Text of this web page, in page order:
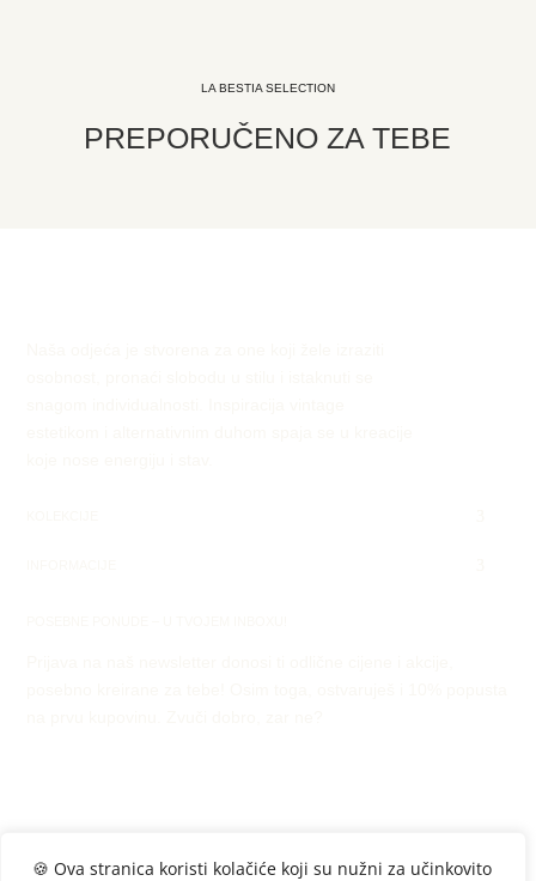
🍪 Ova stranica koristi kolačiće koji su nužni za učinkovito
LA BESTIA SELECTION
PREPORUČENO ZA TEBE